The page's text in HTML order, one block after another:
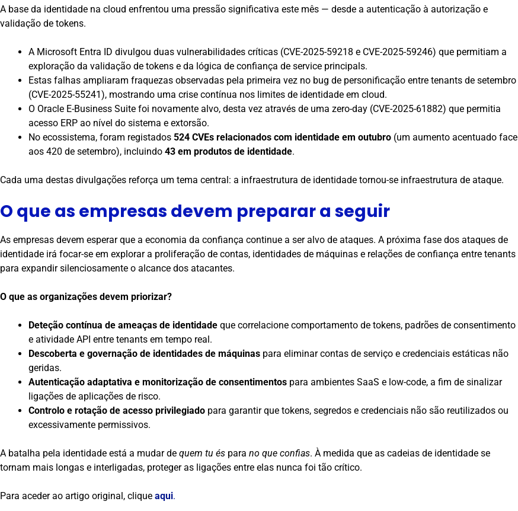
A base da identidade na cloud enfrentou uma pressão significativa este mês — desde a autenticação à autorização e
validação de tokens.
A Microsoft Entra ID divulgou duas vulnerabilidades críticas (CVE-2025-59218 e CVE-2025-59246) que permitiam a
exploração da validação de tokens e da lógica de confiança de service principals.
Estas falhas ampliaram fraquezas observadas pela primeira vez no bug de personificação entre tenants de setembro
(CVE-2025-55241), mostrando uma crise contínua nos limites de identidade em cloud.
O Oracle E-Business Suite foi novamente alvo, desta vez através de uma zero-day (CVE-2025-61882) que permitia
acesso ERP ao nível do sistema e extorsão.
No ecossistema, foram registados 524 CVEs relacionados com identidade em outubro (um aumento acentuado face
aos 420 de setembro), incluindo 43 em produtos de identidade.
Cada uma destas divulgações reforça um tema central: a infraestrutura de identidade tornou-se infraestrutura de ataque.
O que as empresas devem preparar a seguir
As empresas devem esperar que a economia da confiança continue a ser alvo de ataques. A próxima fase dos ataques de
identidade irá focar-se em explorar a proliferação de contas, identidades de máquinas e relações de confiança entre tenants
para expandir silenciosamente o alcance dos atacantes.
O que as organizações devem priorizar?
Deteção contínua de ameaças de identidade que correlacione comportamento de tokens, padrões de consentimento
e atividade API entre tenants em tempo real.
Descoberta e governação de identidades de máquinas para eliminar contas de serviço e credenciais estáticas não
geridas.
Autenticação adaptativa e monitorização de consentimentos para ambientes SaaS e low-code, a fim de sinalizar
ligações de aplicações de risco.
Controlo e rotação de acesso privilegiado para garantir que tokens, segredos e credenciais não são reutilizados ou
excessivamente permissivos.
A batalha pela identidade está a mudar de quem tu és para no que confias. À medida que as cadeias de identidade se
tornam mais longas e interligadas, proteger as ligações entre elas nunca foi tão crítico.
Para aceder ao artigo original, clique aqui.